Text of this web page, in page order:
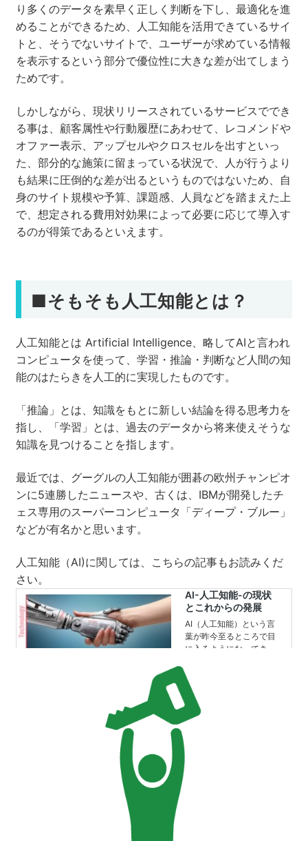
り多くのデータを素早く正しく判断を下し、最適化を進
めることができるため、人工知能を活用できているサイ
トと、そうでないサイトで、ユーザーが求めている情報
を表示するという部分で優位性に大きな差が出てしまう
ためです。
しかしながら、現状リリースされているサービスででき
る事は、顧客属性や行動履歴にあわせて、レコメンドや
オファー表示、アップセルやクロスセルを出すといっ
た、部分的な施策に留まっている状況で、人が行うより
も結果に圧倒的な差が出るというものではないため、自
身のサイト規模や予算、課題感、人員などを踏まえた上
で、想定される費用対効果によって必要に応じて導入す
るのが得策であるといえます。
■そもそも人工知能とは？
人工知能とは Artificial Intelligence、略してAIと言われ
コンピュータを使って、学習・推論・判断など人間の知
能のはたらきを人工的に実現したものです。
「推論」とは、知識をもとに新しい結論を得る思考力を
指し、「学習」とは、過去のデータから将来使えそうな
知識を見つけることを指します。
最近では、グーグルの人工知能が囲碁の欧州チャンピオ
ンに5連勝したニュースや、古くは、IBMが開発したチ
ェス専用のスーパーコンピュータ「ディープ・ブルー」
などが有名かと思います。
人工知能（AI)に関しては、こちらの記事もお読みくだ
さい。